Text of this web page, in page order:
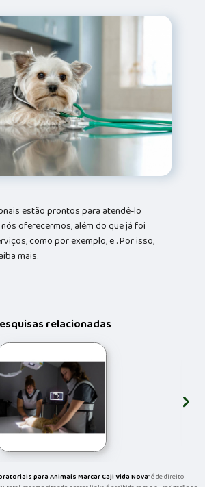
estão prontos para atendê-lo
oferecermos, além do que já foi
como por exemplo, e . Por isso,
mais.
relacionadas
›
para Animais Marcar Caji Vida Nova" é de direito